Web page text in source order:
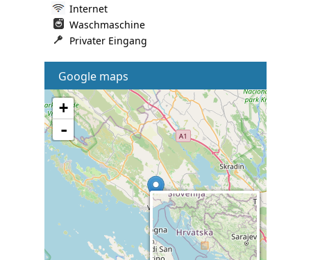
Internet
Waschmaschine
Privater Eingang
Google maps